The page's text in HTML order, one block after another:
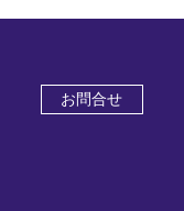
お問合せ